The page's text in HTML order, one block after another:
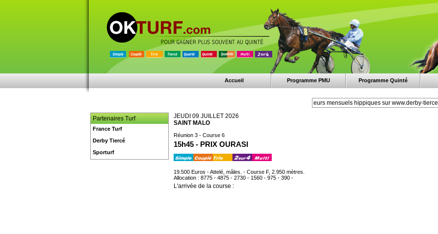
Programme Quinté
Programme PMU
Accueil
JEUDI 09 JUILLET 2026
SAINT MALO
Réunion 3 - Course 6
15h45 - PRIX OURASI
19.500 Euros - Attelé, mâles. - Course F, 2.950 mètres.
Allocation : 8775 - 4875 - 2730 - 1560 - 975 - 390 -
L'arrivée de la course :
Partenaires Turf
France Turf
Derby Tiercé
Sporturf